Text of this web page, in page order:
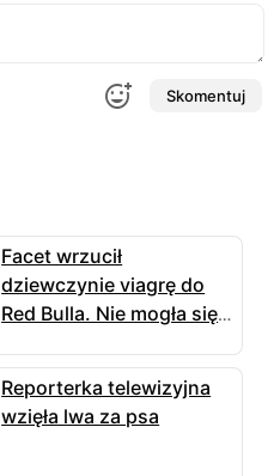
Skomentuj
Facet wrzucił
dziewczynie viagrę do
Red Bulla. Nie mogła się
Reporterka telewizyjna
wzięła lwa za psa